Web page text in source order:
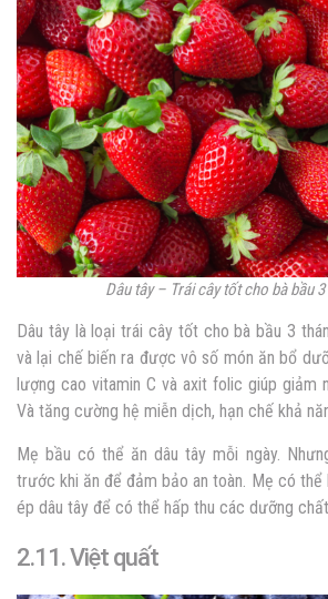
Dâu tây – Trái cây tốt cho bà bầu
Dâu tây là loại trái cây tốt cho bà bầu 3
và lại chế biến ra được vô số món ăn bổ
lượng cao vitamin C và axit folic giúp giảm
Và tăng cường hệ miễn dịch, hạn chế khả
Mẹ bầu có thể ăn dâu tây mỗi ngày.
trước khi ăn để đảm bảo an toàn. Mẹ có thể
ép dâu tây để có thể hấp thu các dưỡng
2.11. Việt quất